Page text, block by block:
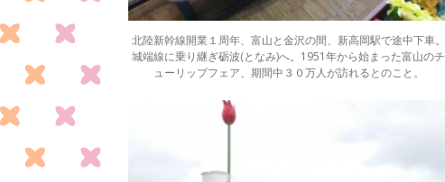
北陸新幹線開業１周年、富山と金沢の間、新高岡駅で途中下車。
城端線に乗り継ぎ砺波(となみ)へ。1951年から始まった富山のチ
ューリップフェア、期間中３０万人が訪れるとのこと。